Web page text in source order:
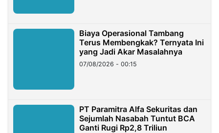
Biaya Operasional Tambang
Terus Membengkak? Ternyata Ini
yang Jadi Akar Masalahnya
07/08/2026 - 00:15
PT Paramitra Alfa Sekuritas dan
Sejumlah Nasabah Tuntut BCA
Ganti Rugi Rp2,8 Triliun